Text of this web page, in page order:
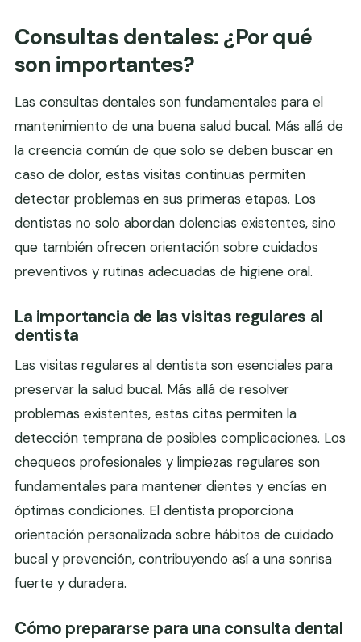
Consultas dentales: ¿Por qué
son importantes?
Las consultas dentales son fundamentales para el
mantenimiento de una buena salud bucal. Más allá de
la creencia común de que solo se deben buscar en
caso de dolor, estas visitas continuas permiten
detectar problemas en sus primeras etapas. Los
dentistas no solo abordan dolencias existentes, sino
que también ofrecen orientación sobre cuidados
preventivos y rutinas adecuadas de higiene oral.
La importancia de las visitas regulares al
dentista
Las visitas regulares al dentista son esenciales para
preservar la salud bucal. Más allá de resolver
problemas existentes, estas citas permiten la
detección temprana de posibles complicaciones. Los
chequeos profesionales y limpiezas regulares son
fundamentales para mantener dientes y encías en
óptimas condiciones. El dentista proporciona
orientación personalizada sobre hábitos de cuidado
bucal y prevención, contribuyendo así a una sonrisa
fuerte y duradera.
Cómo prepararse para una consulta dental